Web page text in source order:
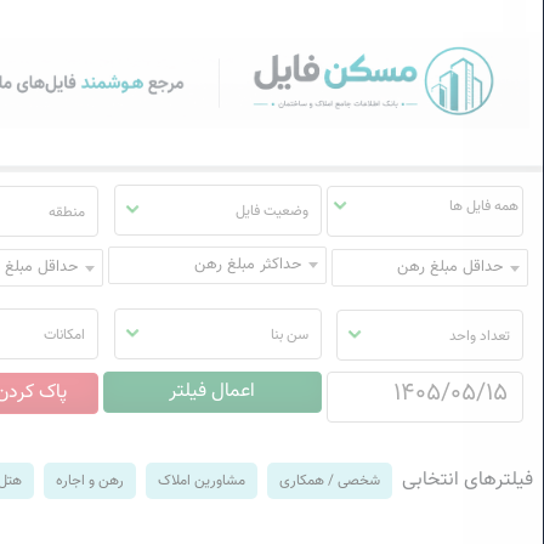
مسکن فایل | خرید، فروش،
منوی
مسکن
وضعیت فایل منطقه
حداقل مبلغ رهن حداکثر مبلغ رهن حداقل مبلغ
تعداد واحد سن بنا امکانات
فیلترهای انتخابی شخصی / همکاری مشاورین املاک رهن و اجاره